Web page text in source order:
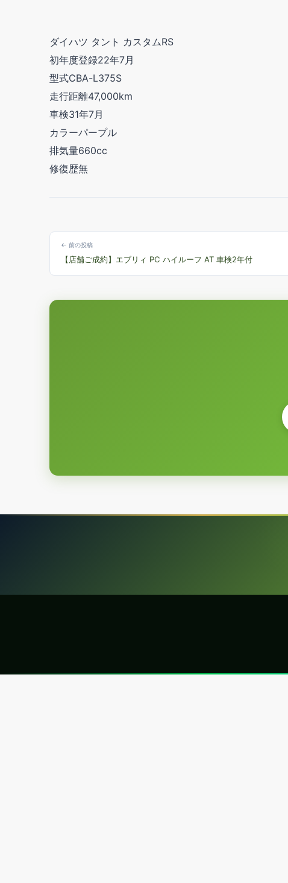
ダイハツ タント カスタムRS
初年度登録22年7月
型式CBA-L375S
走行距離47,000km
車検31年7月
カラーパープル
排気量660cc
修復歴無
← 前の投稿
【店舗ご成約】エブリィ PC ハイルーフ AT 車検2年付